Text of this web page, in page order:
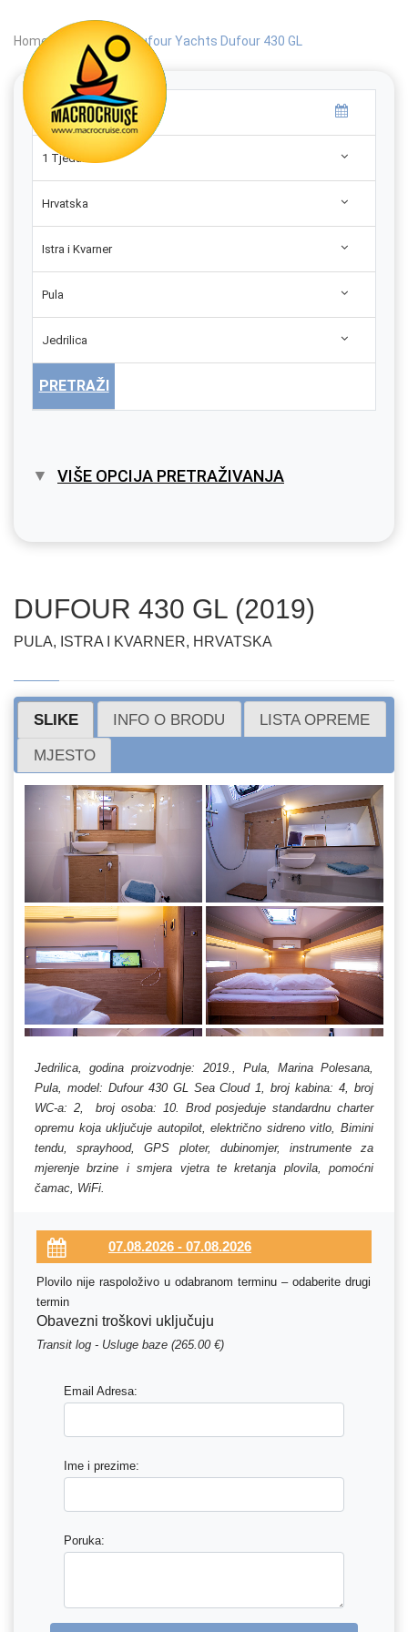
Home Search | Dufour Yachts Dufour 430 GL
1 Tjedan
Hrvatska
Istra i Kvarner
Pula
Jedrilica
PRETRAŽI
VIŠE OPCIJA PRETRAŽIVANJA
DUFOUR 430 GL (2019)
PULA, ISTRA I KVARNER, HRVATSKA
SLIKE INFO O BRODU LISTA OPREME
MJESTO
Jedrilica, godina proizvodnje: 2019., Pula, Marina Polesana,
Pula, model: Dufour 430 GL Sea Cloud 1, broj kabina: 4, broj
WC-a: 2, broj osoba: 10. Brod posjeduje standardnu charter
opremu koja uključuje autopilot, električno sidreno vitlo, Bimini
tendu, sprayhood, GPS ploter, dubinomjer, instrumente za
mjerenje brzine i smjera vjetra te kretanja plovila, pomoćni
čamac, WiFi.
Plovilo nije raspoloživo u odabranom terminu – odaberite drugi
termin
Obavezni troškovi uključuju
Transit log - Usluge baze (265.00 €)
Email Adresa:
Ime i prezime:
Poruka: